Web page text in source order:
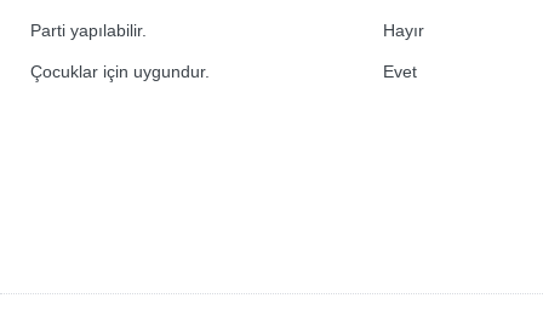
Parti yapılabilir. Hayır
Çocuklar için uygundur. Evet